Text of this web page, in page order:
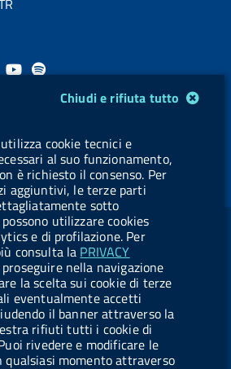
Chiudi e rifiuta tutto
cookie tecnici e
al suo funzionamento,
è richiesto il consenso. Per
aggiuntivi, le terze parti
sotto
utilizzare cookies
e di profilazione. Per
consulta la PRIVACY
proseguire nella navigazione
la scelta sui cookie di terze
eventualmente accetti
il banner attraverso la
rifiuti tutti i cookie di
rivedere e modificare le
qualsiasi momento attraverso
B
s
k
y
Y
u
b
e
l
l
.
b
u
t
t
o
n
.
s